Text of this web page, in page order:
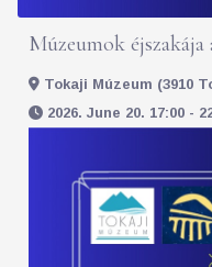
Múzeumok
Tokaji Múzeum (3910
2026. June 20. 17:00 -